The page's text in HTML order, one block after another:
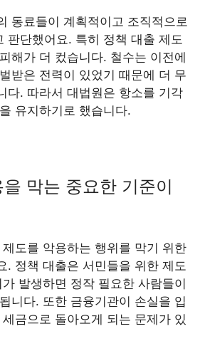
동료들이 계획적이고 조직적으로
판단했어요. 특히 정책 대출 제도
해가 더 컸습니다. 철수는 이전에
받은 전력이 있었기 때문에 더 무
다. 따라서 대법원은 항소를 기각
유지하기로 했습니다.
막는 중요한 기준이
도를 악용하는 행위를 막기 위한
. 정책 대출은 서민들을 위한 제도
발생하면 정작 필요한 사람들이
니다. 또한 금융기관이 손실을 입
금으로 돌아오게 되는 문제가 있